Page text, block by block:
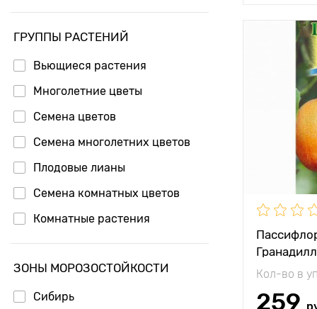
ГРУППЫ РАСТЕНИЙ
Вьющиеся растения
Многолетние цветы
Семена цветов
Семена многолетних цветов
Плодовые лианы
Семена комнатных цветов
Комнатные растения
Экзотические растения
Декоративные растения
ЗОНЫ МОРОЗОСТОЙКОСТИ
Сибирь
Кол-во в
259
Высота
Растояние
растениями